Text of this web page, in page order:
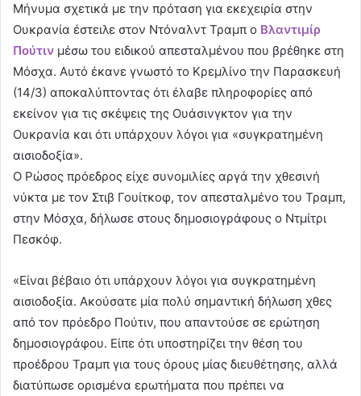
Mήνυμα σχετικά με την πρόταση για εκεχειρία στην
Ουκρανία έστειλε στον Ντόναλντ Τραμπ ο Βλαντιμίρ
Πούτιν μέσω του ειδικού απεσταλμένου που βρέθηκε στη
Μόσχα. Αυτό έκανε γνωστό το Κρεμλίνο την Παρασκευή
(14/3) αποκαλύπτοντας ότι έλαβε πληροφορίες από
εκείνον για τις σκέψεις της Ουάσινγκτον για την
Ουκρανία και ότι υπάρχουν λόγοι για «συγκρατημένη
αισιοδοξία».
Ο Ρώσος πρόεδρος είχε συνομιλίες αργά την χθεσινή
νύκτα με τον Στιβ Γουίτκοφ, τον απεσταλμένο του Τραμπ,
στην Μόσχα, δήλωσε στους δημοσιογράφους ο Ντμίτρι
Πεσκόφ.
«Είναι βέβαιο ότι υπάρχουν λόγοι για συγκρατημένη
αισιοδοξία. Ακούσατε μία πολύ σημαντική δήλωση χθες
από τον πρόεδρο Πούτιν, που απαντούσε σε ερώτηση
δημοσιογράφου. Είπε ότι υποστηρίζει την θέση του
προέδρου Τραμπ για τους όρους μίας διευθέτησης, αλλά
διατύπωσε ορισμένα ερωτήματα που πρέπει να